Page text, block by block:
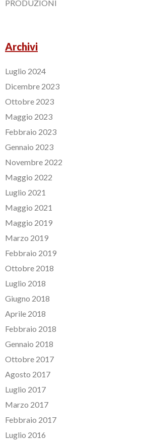
PRODUZIONI
Archivi
Luglio 2024
Dicembre 2023
Ottobre 2023
Maggio 2023
Febbraio 2023
Gennaio 2023
Novembre 2022
Maggio 2022
Luglio 2021
Maggio 2021
Maggio 2019
Marzo 2019
Febbraio 2019
Ottobre 2018
Luglio 2018
Giugno 2018
Aprile 2018
Febbraio 2018
Gennaio 2018
Ottobre 2017
Agosto 2017
Luglio 2017
Marzo 2017
Febbraio 2017
Luglio 2016